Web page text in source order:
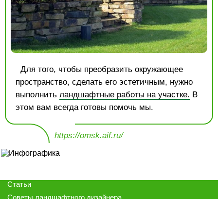
Для того, чтобы преобразить окружающее
пространство, сделать его эстетичным, нужно
выполнить ландшафтные работы на участке. В
этом вам всегда готовы помочь мы.
https://omsk.aif.ru/
Статьи
Советы ландшафтного дизайнера